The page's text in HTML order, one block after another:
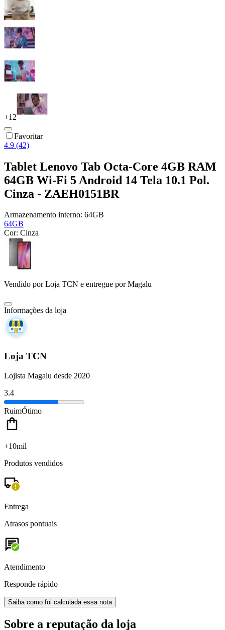
+12
Favoritar
4.9 (42)
Tablet Lenovo Tab Octa-Core 4GB RAM
64GB Wi-Fi 5 Android 14 Tela 10.1 Pol.
Cinza - ZAEH0151BR
Armazenamento interno: 64GB
64GB
Cor: Cinza
Vendido porLoja TCN e entregue por Magalu
Informações da loja
Loja TCN
Lojista Magalu desde 2020
3.4
RuimÓtimo
+10mil
Produtos vendidos
Entrega
Atrasos pontuais
Atendimento
Responde rápido
Saiba como foi calculada essa nota
Sobre a reputação da loja